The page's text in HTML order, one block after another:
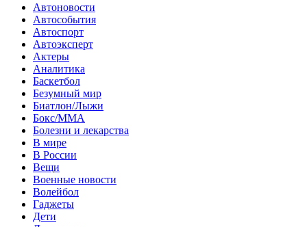
Автоновости
Автособытия
Автоспорт
Автоэксперт
Актеры
Аналитика
Баскетбол
Безумный мир
Биатлон/Лыжи
Бокс/MMA
Болезни и лекарства
В мире
В России
Вещи
Военные новости
Волейбол
Гаджеты
Дети